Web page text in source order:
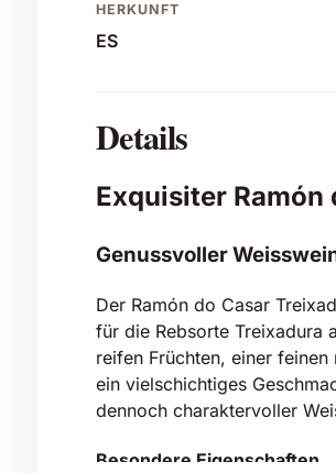
HERKUNFT
ES
Details
Exquisiter Ramón
Genussvoller
Der Ramón do Casar
für die Rebsorte Treixadura
reifen Früchten, einer
ein vielschichtiges
dennoch charaktervoller
Besondere Eigenschaften